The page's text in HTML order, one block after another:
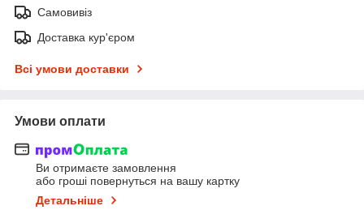
Самовивіз
Доставка кур'єром
Всі умови доставки
Умови оплати
Ви отримаєте замовлення
або гроші повернуться на вашу картку
Детальніше